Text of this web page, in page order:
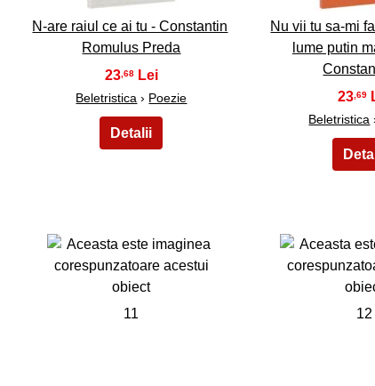
N-are raiul ce ai tu - Constantin
Romulus Preda
23 ,68
Beletristica › Poezie
Nu vii tu sa-mi
lume putin
23 ,69
Beletristica
11 12